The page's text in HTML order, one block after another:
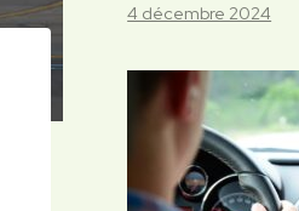
4 décembre 2024